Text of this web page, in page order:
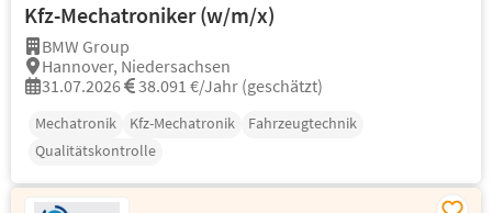
Kfz-Mechatroniker (w/m/x)
BMW Group
Hannover, Niedersachsen
31.07.2026
38.091 €/Jahr (geschätzt)
Mechatronik Kfz-Mechatronik
Fahrzeugtechnik
Qualitätskontrolle